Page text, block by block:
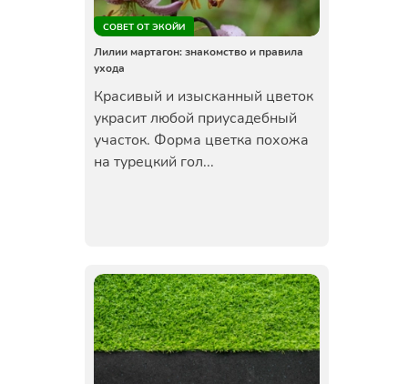
СОВЕТ ОТ ЭКОЙИ
Лилии мартагон: знакомство и правила
ухода
Красивый и изысканный цветок
украсит любой приусадебный
участок. Форма цветка похожа
на турецкий гол...